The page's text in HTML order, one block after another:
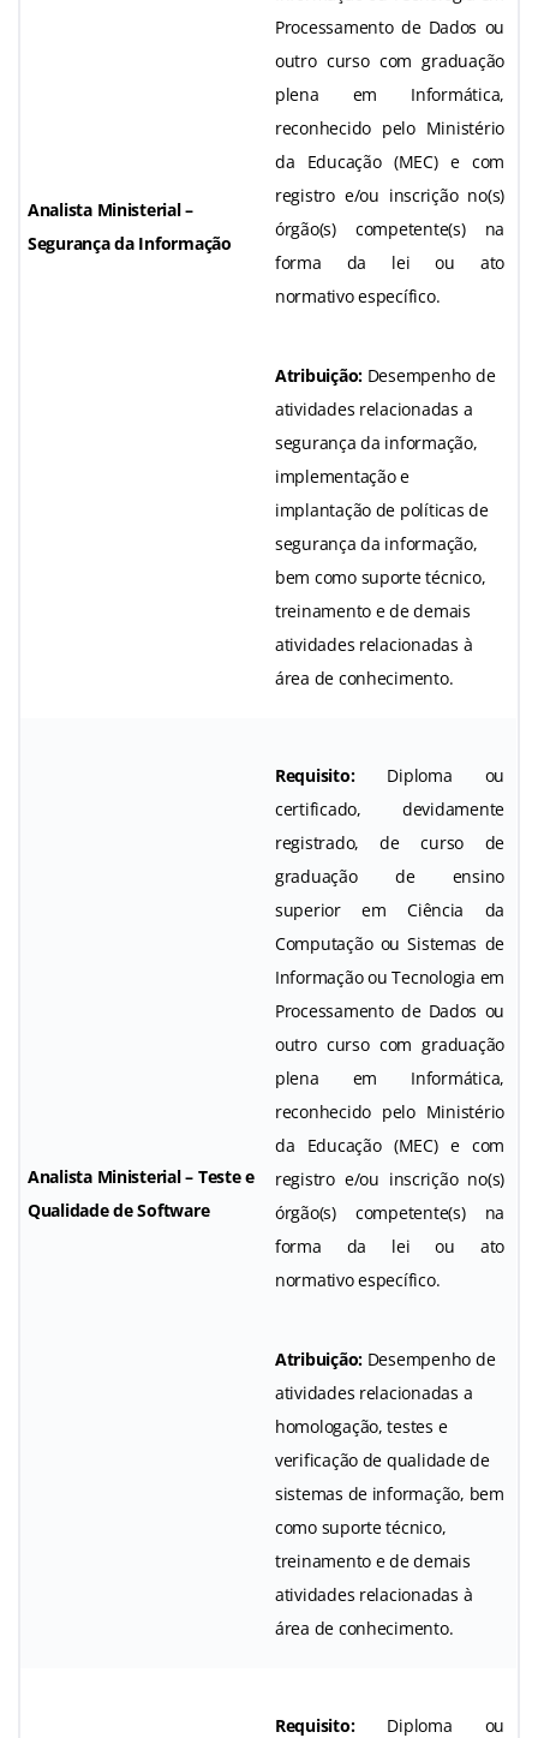
Analista Ministerial –
Segurança da Informação
Processamento de Dados ou
outro curso com graduação
plena em Informática,
reconhecido pelo Ministério
da Educação (MEC) e com
registro e/ou inscrição no(s)
órgão(s) competente(s) na
forma da lei ou ato
normativo específico.
Atribuição: Desempenho de
atividades relacionadas a
segurança da informação,
implementação e
implantação de políticas de
segurança da informação,
bem como suporte técnico,
treinamento e de demais
atividades relacionadas à
área de conhecimento.
Analista Ministerial – Teste e
Qualidade de Software
Requisito:Diploma ou
certificado, devidamente
registrado, de curso de
graduação de ensino
superior em Ciência da
Computação ou Sistemas de
Informação ou Tecnologia em
Processamento de Dados ou
outro curso com graduação
plena em Informática,
reconhecido pelo Ministério
da Educação (MEC) e com
registro e/ou inscrição no(s)
órgão(s) competente(s) na
forma da lei ou ato
normativo específico.
Atribuição: Desempenho de
atividades relacionadas a
homologação, testes e
verificação de qualidade de
sistemas de informação, bem
como suporte técnico,
treinamento e de demais
atividades relacionadas à
área de conhecimento.
Requisito:Diploma ou